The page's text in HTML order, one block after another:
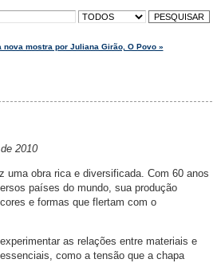
nova mostra por Juliana Girão, O Povo »
2010
uma obra rica e diversificada. Com 60 anos
países do mundo, sua produção
e formas que flertam com o
as relações entre materiais e
como a tensão que a chapa